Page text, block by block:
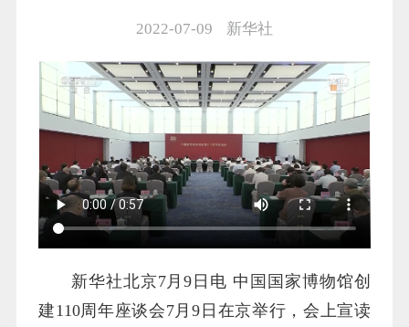
2022-07-09 新华社
新华社北京7月9日电 中国国家博物馆创
建110周年座谈会7月9日在京举行，会上宣读